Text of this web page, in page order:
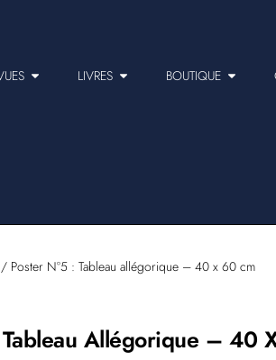
LIVRES BOUTIQUE
Poster N°5 : Tableau allégorique – 40 x 60 cm
Tableau Allégorique – 40